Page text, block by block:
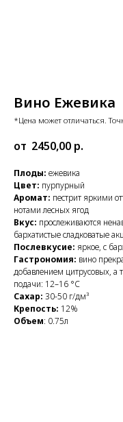
Вино Ежевика
*Цена может отличаться.
2450,00 р.
Плоды: ежевика
Цвет: пурпурный
Аромат: пестрит яркими
нотами лесных ягод
Вкус: прослеживаются
бархатистые сладковатые
Послевкусие: яркое, с
Гастрономия: вино
добавлением цитрусовых,
подачи: 12–16 °C
Сахар: 30-50 г/дм³
Крепость: 12%
Объем: 0.75л